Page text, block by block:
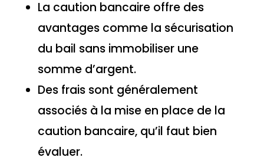
La caution bancaire offre des
avantages comme la sécurisation
du bail sans immobiliser une
somme d’argent.
Des frais sont généralement
associés à la mise en place de la
caution bancaire, qu’il faut bien
évaluer.